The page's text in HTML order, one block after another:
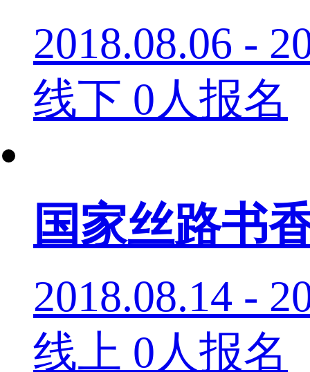
2018.08.06 -
线下 0人报名
国家丝路书
2018.08.14 -
线上 0人报名